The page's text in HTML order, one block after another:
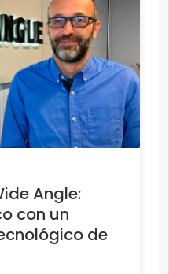
Angle:
con un
de